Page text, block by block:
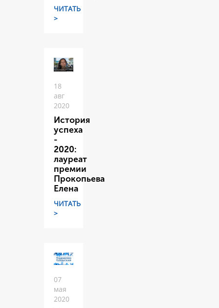
ЧИТАТЬ
>
18
авг
2020
История
успеха
-
2020:
лауреат
премии
Прокопьева
Елена
ЧИТАТЬ
>
07
мая
2020